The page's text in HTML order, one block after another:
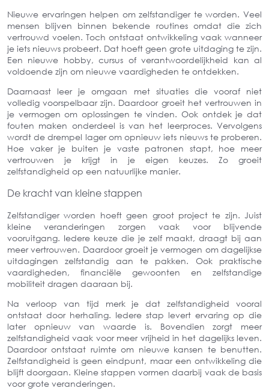
Nieuwe ervaringen helpen om zelfstandiger te worden. Veel
mensen blijven binnen bekende routines omdat die zich
vertrouwd voelen. Toch ontstaat ontwikkeling vaak wanneer
je iets nieuws probeert. Dat hoeft geen grote uitdaging te zijn.
Een nieuwe hobby, cursus of verantwoordelijkheid kan al
voldoende zijn om nieuwe vaardigheden te ontdekken.
Daarnaast leer je omgaan met situaties die vooraf niet
volledig voorspelbaar zijn. Daardoor groeit het vertrouwen in
je vermogen om oplossingen te vinden. Ook ontdek je dat
fouten maken onderdeel is van het leerproces. Vervolgens
wordt de drempel lager om opnieuw iets nieuws te proberen.
Hoe vaker je buiten je vaste patronen stapt, hoe meer
vertrouwen je krijgt in je eigen keuzes. Zo groeit
zelfstandigheid op een natuurlijke manier.
De kracht van kleine stappen
Zelfstandiger worden hoeft geen groot project te zijn. Juist
kleine veranderingen zorgen vaak voor blijvende
vooruitgang. Iedere keuze die je zelf maakt, draagt bij aan
meer vertrouwen. Daardoor groeit je vermogen om dagelijkse
uitdagingen zelfstandig aan te pakken. Ook praktische
vaardigheden, financiële gewoonten en zelfstandige
mobiliteit dragen daaraan bij.
Na verloop van tijd merk je dat zelfstandigheid vooral
ontstaat door herhaling. Iedere stap levert ervaring op die
later opnieuw van waarde is. Bovendien zorgt meer
zelfstandigheid vaak voor meer vrijheid in het dagelijks leven.
Daardoor ontstaat ruimte om nieuwe kansen te benutten.
Zelfstandigheid is geen eindpunt, maar een ontwikkeling die
blijft doorgaan. Kleine stappen vormen daarbij vaak de basis
voor grote veranderingen.